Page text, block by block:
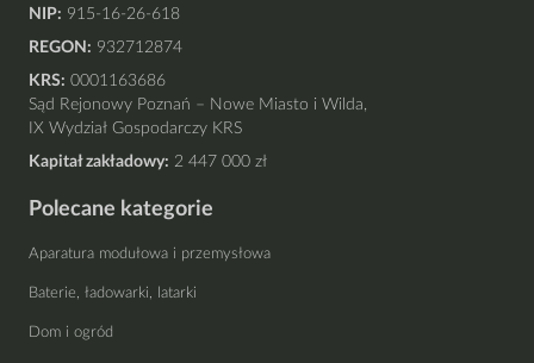
NIP: 915-16-26-618
REGON: 932712874
KRS: 0001163686
Sąd Rejonowy Poznań – Nowe Miasto i Wilda,
IX Wydział Gospodarczy KRS
Kapitał zakładowy: 2 447 000 zł
Polecane kategorie
Aparatura modułowa i przemysłowa
Baterie, ładowarki, latarki
Dom i ogród